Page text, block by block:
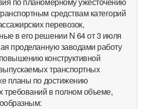
средствам категорий
перевозок,
в его решении N 64 от 3 июля
проделанную заводами работу
конструктивной
транспортных
планы по достижению
требований в полном объеме,